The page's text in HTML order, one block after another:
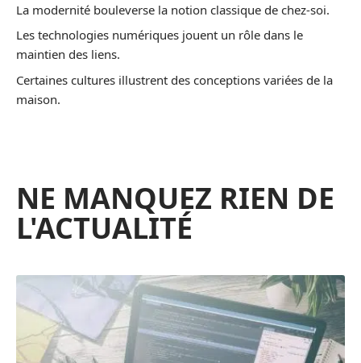
La modernité bouleverse la notion classique de chez-soi.
Les technologies numériques jouent un rôle dans le
maintien des liens.
Certaines cultures illustrent des conceptions variées de la
maison.
NE MANQUEZ RIEN DE
L'ACTUALITÉ